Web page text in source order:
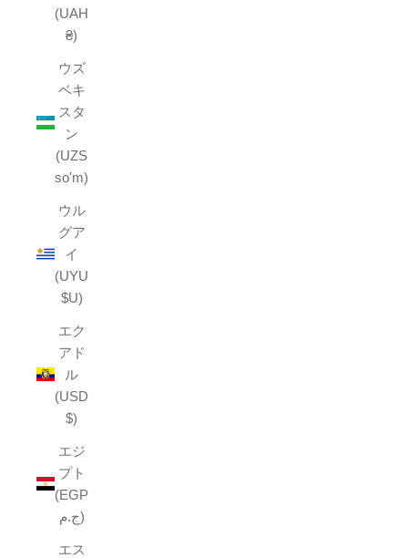
(UAH
₴)
ウズ
ベキ
スタ
ン
(UZS
so'm)
ウル
グア
イ
(UYU
$U)
エク
アド
ル
(USD
$)
エジ
プト
(EGP
ج.م)
エス